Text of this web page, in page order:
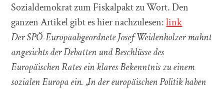
Sozialdemokrat zum Fiskalpakt zu Wort. Den
ganzen Artikel gibt es hier nachzulesen:link
Der SPÖ-Europaabgeordnete Josef Weidenholzer mahnt
angesichts der Debatten und Beschlüsse des
Europäischen Rates ein klares Bekenntnis zu einem
sozialen Europa ein. „In der europäischen Politik haben